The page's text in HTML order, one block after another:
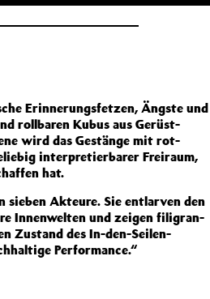
Erinnerungsfetzen, Ängste und
rollbaren Kubus aus Gerüst-
wird das Gestänge mit rot-
interpretierbarer Freiraum,
hat.
sieben Akteure. Sie entlarven den
Innenwelten und zeigen filigran-
Zustand des In-den-Seilen-
Performance.“